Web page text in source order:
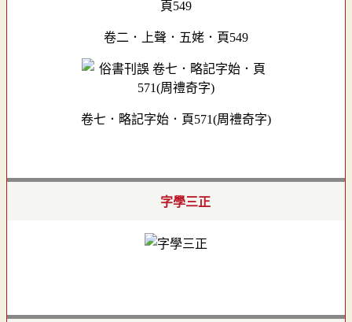
卷二．上聲．五姥．頁549
卷七．略記字始．頁571(周禮奇字)
字學三正